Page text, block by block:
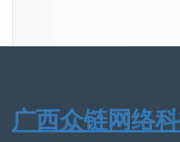
广西众链网络